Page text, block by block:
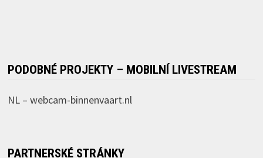
PODOBNÉ PROJEKTY – MOBILNÍ LIVESTREAM
NL – webcam-binnenvaart.nl
PARTNERSKÉ STRÁNKY